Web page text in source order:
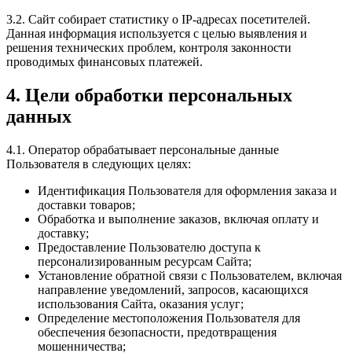
3.2. Сайт собирает статистику о IP-адресах посетителей.
Данная информация используется с целью выявления и
решения технических проблем, контроля законности
проводимых финансовых платежей.
4. Цели обработки персональных
данных
4.1. Оператор обрабатывает персональные данные
Пользователя в следующих целях:
Идентификация Пользователя для оформления заказа и
доставки товаров;
Обработка и выполнение заказов, включая оплату и
доставку;
Предоставление Пользователю доступа к
персонализированным ресурсам Сайта;
Установление обратной связи с Пользователем, включая
направление уведомлений, запросов, касающихся
использования Сайта, оказания услуг;
Определение местоположения Пользователя для
обеспечения безопасности, предотвращения
мошенничества;